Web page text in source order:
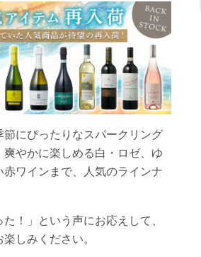
にぴったりなスパークリング
爽やかに楽しめる白・ロゼ、ゆ
赤ワインまで、人気のラインナ
た！」という声にお応えして、
しみください。